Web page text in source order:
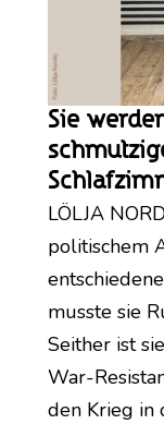
Sie
LÖLJA
politischem
musste sie
Seither ist
War-
den Krieg in